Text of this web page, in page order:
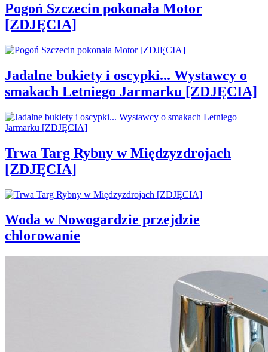
Pogoń Szczecin pokonała Motor
[ZDJĘCIA]
Jadalne bukiety i oscypki... Wystawcy o
smakach Letniego Jarmarku [ZDJĘCIA]
Trwa Targ Rybny w Międzyzdrojach
[ZDJĘCIA]
Woda w Nowogardzie przejdzie
chlorowanie